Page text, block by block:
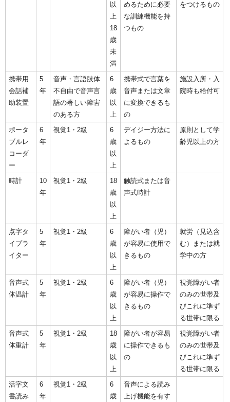
以
上
18
歳
未
満
めるために必要
な訓練機能を持
つもの
をつけるもの
携帯用
会話補
助装置
5
年
音声・言語肢体
不自由で音声言
語の著しい障害
のある方
6
歳
以
上
携帯式で言葉を
音声または文章
に変換できるも
の
施設入所・入
院時も給付可
ポータ
ブルレ
コーダ
ー
6
年
視覚1・2級
6
歳
以
上
デイジー方法に
よるもの
原則として学
齢児以上の方
時計
10
年
視覚1・2級
18
歳
以
上
触読式または音
声式時計
点字タ
イプラ
イター
5
年
視覚1・2級
6
歳
以
上
障がい者（児）
が容易に使用で
きるもの
就労（見込含
む）または就
学中の方
音声式
体温計
5
年
視覚1・2級
6
歳
以
上
障がい者（児）
が容易に操作で
きるもの
視覚障がい者
のみの世帯及
びこれに準ず
る世帯に限る
音声式
体重計
5
年
視覚1・2級
18
歳
以
上
障がい者が容易
に操作できるも
の
視覚障がい者
のみの世帯及
びこれに準ず
る世帯に限る
活字文
書読み
6
年
視覚1・2級
6
歳
音声による読み
上げ機能を有す